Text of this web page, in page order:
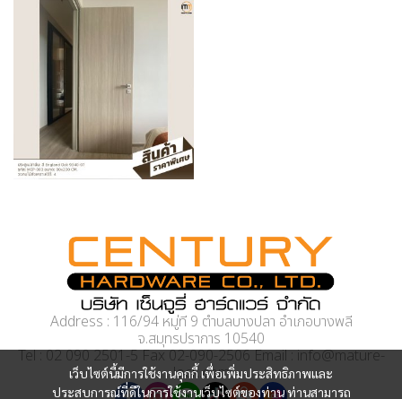
เว็บไซต์นี้มีการใช้งานคุกกี้ เพื่อเพิ่มประสิทธิภาพและ
ประสบการณ์ที่ดีในการใช้งานเว็บไซต์ของท่าน ท่านสามารถ
Address : 116/94 หมู่ที่ 9 ตำบลบางปลา อำเภอบางพลี
จ.สมุทรปราการ 10540
Tel : 02 090 2501-5 Fax 02-090-2506 Email : info@mature-
lock.com